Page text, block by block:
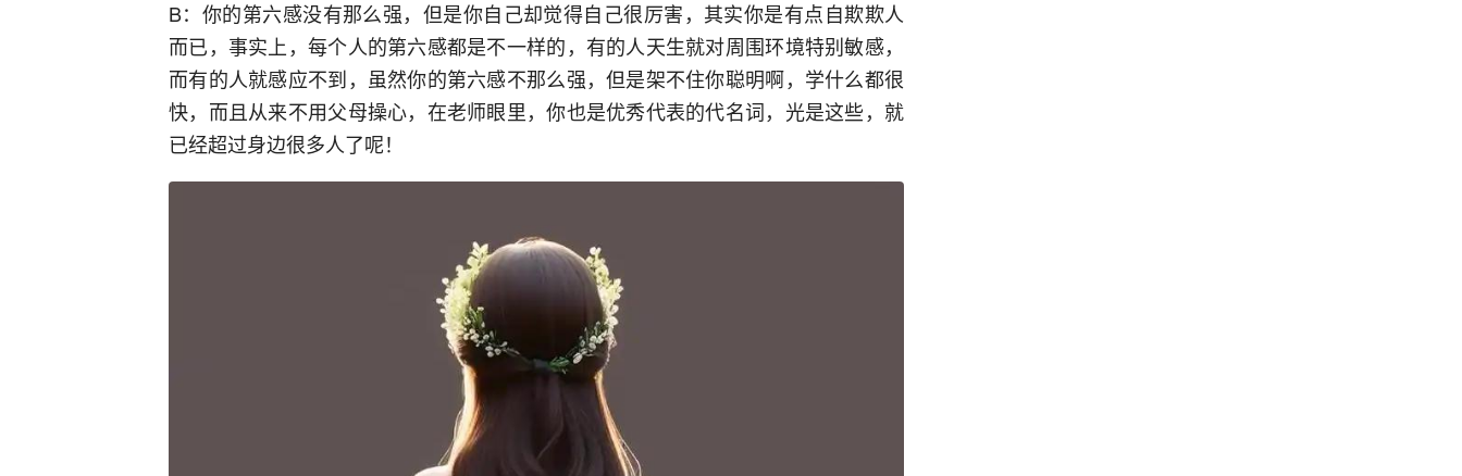
B：你的第六感没有那么强，但是你自己却觉得自己很厉害，其实你是有点自欺欺人
而已，事实上，每个人的第六感都是不一样的，有的人天生就对周围环境特别敏感，
而有的人就感应不到，虽然你的第六感不那么强，但是架不住你聪明啊，学什么都很
快，而且从来不用父母操心，在老师眼里，你也是优秀代表的代名词，光是这些，就
已经超过身边很多人了呢！